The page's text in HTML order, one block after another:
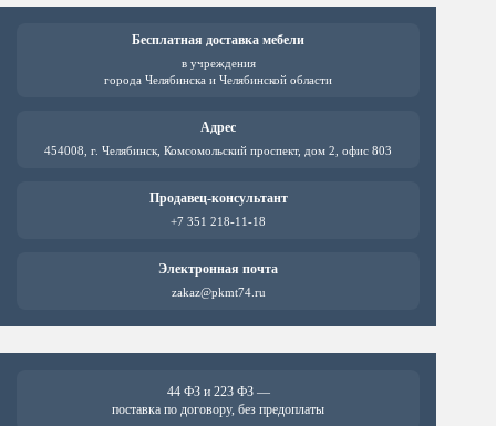
Бесплатная доставка мебели
в учреждения
города Челябинска и Челябинской области
Адрес
454008, г. Челябинск, Комсомольский проспект, дом 2, офис 803
Продавец-консультант
+7 351 218-11-18
Электронная почта
zakaz@pkmt74.ru
44 ФЗ и 223 ФЗ —
поставка по договору, без предоплаты